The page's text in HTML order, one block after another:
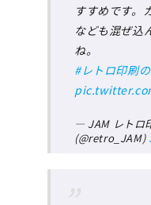
すすめです。
なども混ぜ込
ね。
#レトロ印刷
— JAM レトロ
(@retro_JAM)